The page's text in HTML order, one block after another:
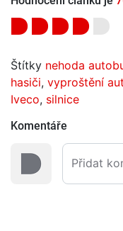
Štítky nehoda
hasiči, vyproštění
Iveco, silnice
Komentáře